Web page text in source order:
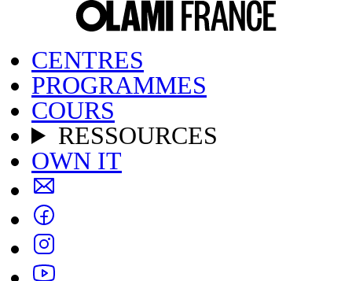
CENTRES
PROGRAMMES
COURS
RESSOURCES
OWN IT